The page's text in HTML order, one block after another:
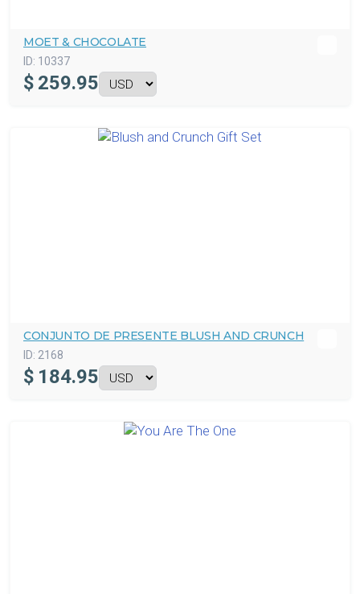
MOET & CHOCOLATE
ID: 10337
$ 259.95
CONJUNTO DE PRESENTE BLUSH AND CRUNCH
ID: 2168
$ 184.95